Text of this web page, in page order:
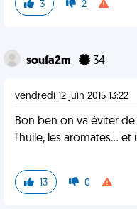
3 2
soufa2m 34
vendredi 12 juin 2015 13:22
Bon ben on va éviter
l'huile, les aromates...
13 0